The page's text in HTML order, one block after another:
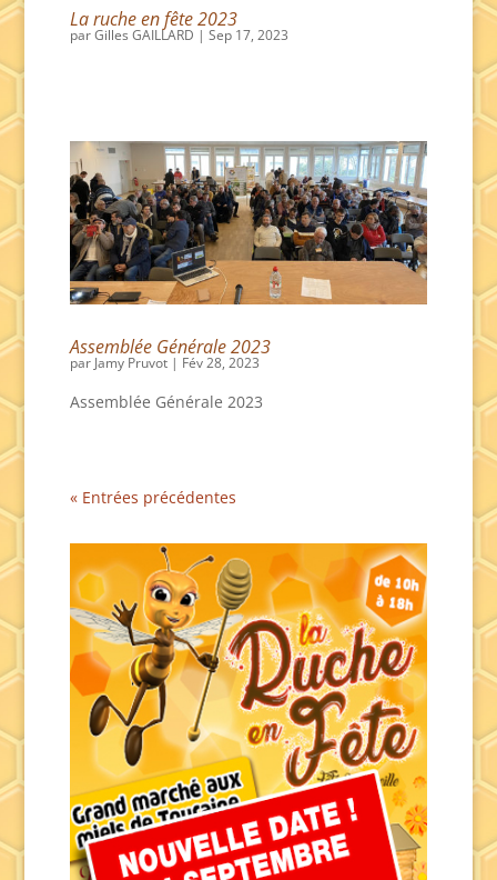
La ruche en fête 2023
parGilles GAILLARD | Sep 17, 2023
Assemblée Générale 2023
par Jamy Pruvot| Fév 28, 2023
Assemblée Générale 2023
« Entrées précédentes